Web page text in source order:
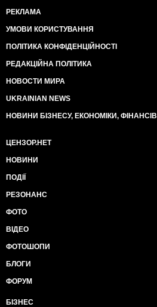
РЕКЛАМА
УМОВИ КОРИСТУВАННЯ
ПОЛІТИКА КОНФІДЕНЦІЙНОСТІ
РЕДАКЦІЙНА ПОЛІТИКА
НОВОСТИ МИРА
UKRAINIAN NEWS
НОВИНИ БІЗНЕСУ, ЕКОНОМІКИ, ФІНАНСІВ
ЦЕНЗОР.НЕТ
НОВИНИ
ПОДІЇ
РЕЗОНАНС
ФОТО
ВІДЕО
ФОТОШОПИ
БЛОГИ
ФОРУМ
БІЗНЕС